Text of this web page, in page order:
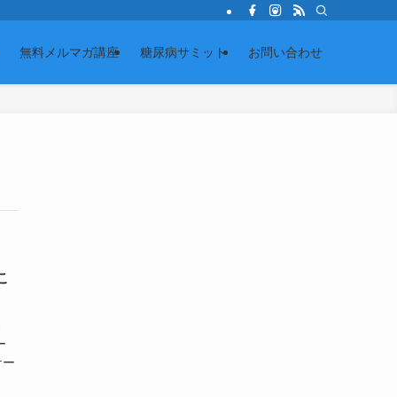
無料メルマガ講座 糖尿病サミット お問い合わせ